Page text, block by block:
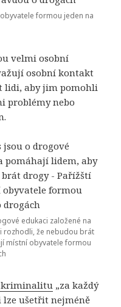
formou jeden na
velmi osobní
osobní kontakt
lidi, aby jim pomohli
problémy nebo
edukaci založené na
rozhodli, že nebudou brát
místní obyvatele formou
kriminalitu „za každý
lze ušetřit nejméně